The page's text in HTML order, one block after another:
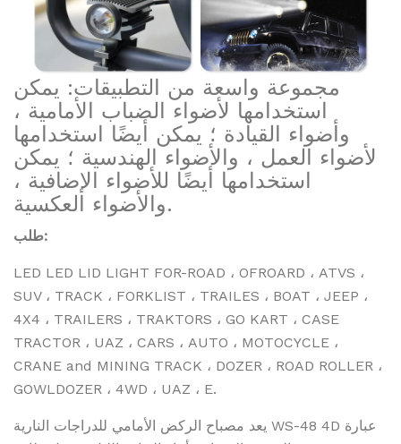
مجموعة واسعة من التطبيقات: يمكن
استخدامها لأضواء الضباب الأمامية ،
وأضواء القيادة ؛ يمكن أيضًا استخدامها
لأضواء العمل ، والأضواء الهندسية ؛ يمكن
استخدامها أيضًا للأضواء الإضافية ،
والأضواء العكسية.
طلب:
LED LED LID LIGHT FOR-ROAD ، OFROARD ، ATVS ،
SUV ، TRACK ، FORKLIST ، TRAILES ، BOAT ، JEEP ،
4X4 ، TRAILERS ، TRAKTORS ، GO KART ، CASE
TRACTOR ، UAZ ، CARS ، AUTO ، MOTOCYCLE ،
CRANE and MINING TRACK ، DOZER ، ROAD ROLLER ،
GOWLDOZER ، 4WD ، UAZ ، E.
يعد مصباح الركض الأمامي للدراجات النارية WS-48 4D عبارة